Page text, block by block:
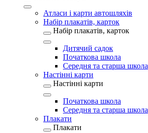
Атласи і карти автошляхів
Набір плакатів, карток
Набір плакатів, карток
Дитячий садок
Початкова школа
Середня та старша школа
Настінні карти
Настінні карти
Початкова школа
Середня та старша школа
Плакати
Плакати